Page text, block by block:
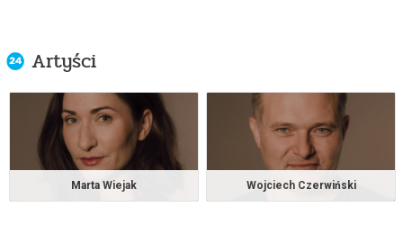
Cztery pory miłości
Warszawa
Teatr Polski im. Arnolda Szyfmana...
Artyści
Marta Wiejak Wojciech Czerwiński